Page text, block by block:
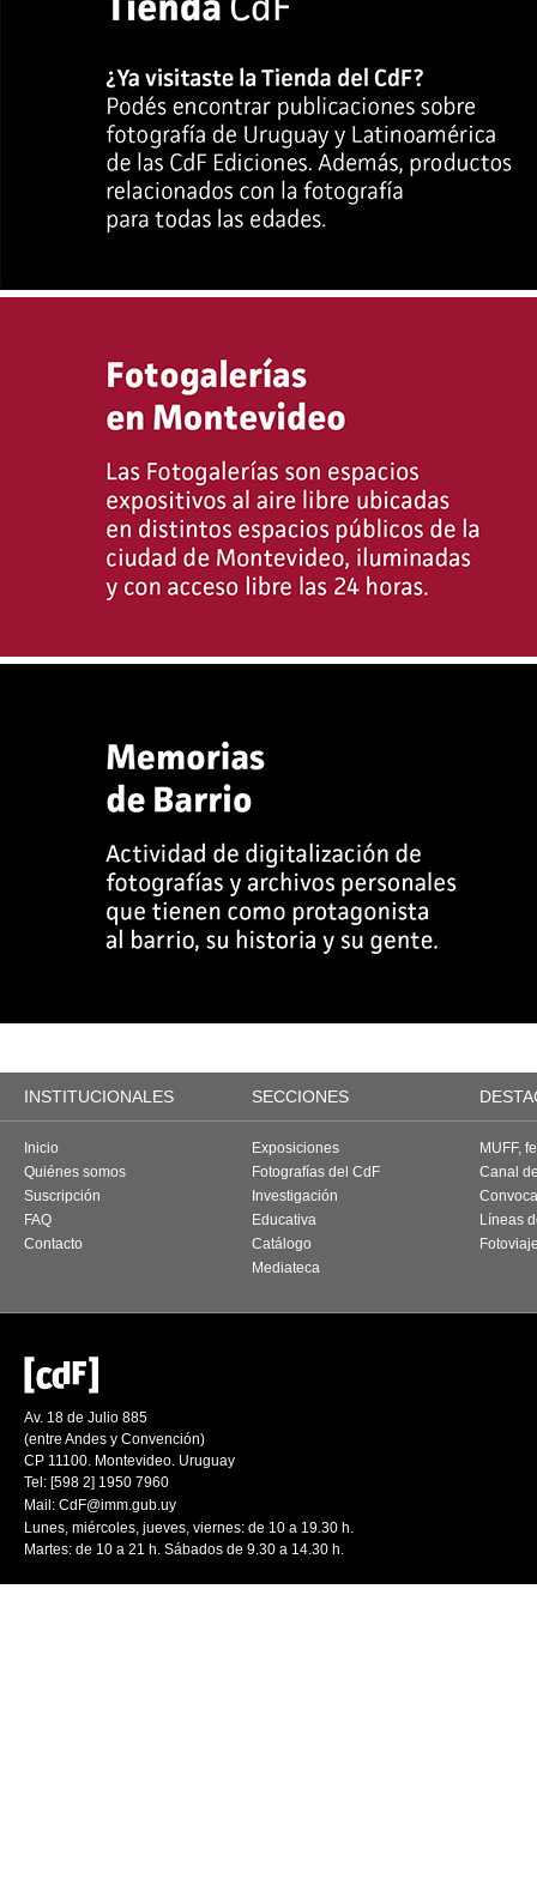
INSTITUCIONALES SECCIONES
Inicio
Quiénes somos
Suscripción
FAQ
Contacto
Exposiciones
Fotografías del CdF
Investigación
Educativa
Catálogo
Mediateca
MUFF,
Canal
Líneas
Av. 18 de Julio 885
(entre Andes y Convención)
CP 11100. Montevideo. Uruguay
Tel: [598 2] 1950 7960
Mail: CdF@imm.gub.uy
Lunes, miércoles, jueves, viernes: de 10 a 19.30 h.
Martes: de 10 a 21 h. Sábados de 9.30 a 14.30 h.